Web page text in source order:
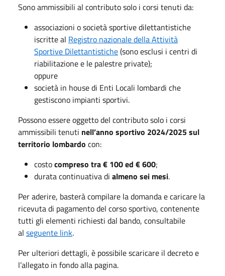
Sono ammissibili al contributo solo i corsi tenuti da:
associazioni o società sportive dilettantistiche
iscritte al Registro nazionale della Attività
Sportive Dilettantistiche(sono esclusi i centri di
riabilitazione e le palestre private);
oppure
società in house di Enti Locali lombardi che
gestiscono impianti sportivi.
Possono essere oggetto del contributo solo i corsi
ammissibili tenuti nell’anno sportivo 2024/2025 sul
territorio lombardo con:
costocompreso tra € 100 ed € 600;
durata continuativa di almeno sei mesi.
Per aderire, basterà compilare la domanda e caricare la
ricevuta di pagamento del corso sportivo, contenente
tutti gli elementi richiesti dal bando, consultabile
al seguente link.
Per ulteriori dettagli, è possibile scaricare il decreto e
l’allegato in fondo alla pagina.